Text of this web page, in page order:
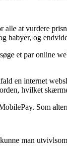
at vurdere
babyer, og
et par online
en internet
hvilket
Som
man